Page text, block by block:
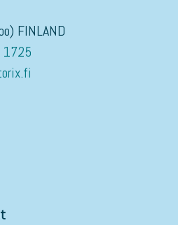
FINLAND
1725